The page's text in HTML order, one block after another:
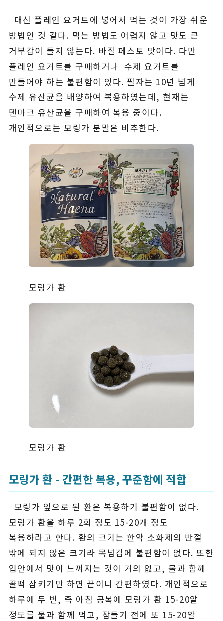
대신 플레인 요거트에 넣어서 먹는 것이 가장 쉬운
방법인 것 같다. 먹는 방법도 어렵지 않고 맛도 큰
거부감이 들지 않는다. 바질 페스토 맛이다. 다만
플레인 요거트를 구매하거나 수제 요거트를
만들어야 하는 불편함이 있다. 필자는 10년 넘게
수제 유산균을 배양하여 복용하였는데, 현재는
덴마크 유산균을 구매하여 복용 중이다.
개인적으로는 모링가 분말은 비추한다.
모링가 환
모링가 환
모링가 환 - 간편한 복용, 꾸준함에 적합
모링가 잎으로 된 환은 복용하기 불편함이 없다.
모링가 환을 하루 2회 정도 15-20개 정도
복용하라고 한다. 환의 크기는 한약 소화제의 반절
밖에 되지 않은 크기라 목넘김에 불편함이 없다. 또한
입안에서 맛이 느껴지는 것이 거의 없고, 물과 함께
꿀떡 삼키기만 하면 끝이니 간편하였다. 개인적으로
하루에 두 번, 즉 아침 공복에 모링가 환 15-20알
정도를 물과 함께 먹고, 잠들기 전에 또 15-20알